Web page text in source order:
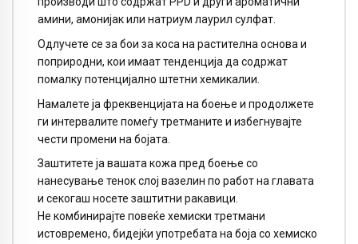
амини, амонијак или натриум лаурил сулфат.
Одлучете се за бои за коса на растителна основа и
поприродни, кои имаат тенденција да содржат
помалку потенцијално штетни хемикалии.
Намалете ја фреквенцијата на боење и продолжете
ги интервалите помеѓу третманите и избегнувајте
чести промени на бојата.
Заштитете ја вашата кожа пред боење со
нанесување тенок слој вазелин по работ на главата
и секогаш носете заштитни ракавици.
Не комбинирајте повеќе хемиски третмани
истовремено, бидејќи употребата на боја со хемиско